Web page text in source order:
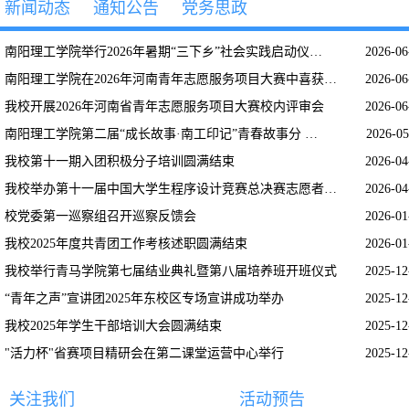
新闻动态 通知公告 党务思政
南阳理工学院举行2026年暑期“三下乡”社会实践启动仪…
2026-
南阳理工学院在2026年河南青年志愿服务项目大赛中喜获…
2026-
我校开展2026年河南省青年志愿服务项目大赛校内评审会
2026-
南阳理工学院第二届“成长故事·南工印记”青春故事分 …
2026-
我校第十一期入团积极分子培训圆满结束
2026-
我校举办第十一届中国大学生程序设计竞赛总决赛志愿者…
2026-
校党委第一巡察组召开巡察反馈会
2026-
我校2025年度共青团工作考核述职圆满结束
2026-
我校举行青马学院第七届结业典礼暨第八届培养班开班仪式
2025-
“青年之声”宣讲团2025年东校区专场宣讲成功举办
2025-
我校2025年学生干部培训大会圆满结束
2025-
"活力杯"省赛项目精研会在第二课堂运营中心举行
2025-
关注我们 活动预告